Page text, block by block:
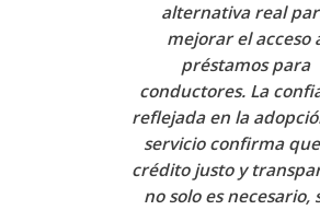
alternativa real
mejorar el acceso
préstamos para
conductores. La
reflejada en la
servicio confirma
crédito justo y
no solo es necesario,